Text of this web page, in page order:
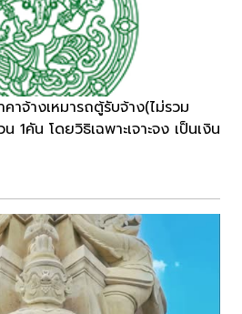
คาจ้างเหมารถตู้รับจ้าง(ไม่รวม
1คัน โดยวิธิเฉพาะเจาะจง เป็นเงิน